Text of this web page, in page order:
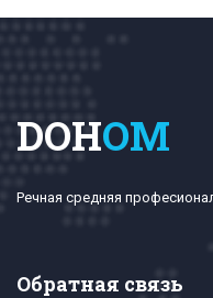
DOHOM
Речная средняя
Обратная связь